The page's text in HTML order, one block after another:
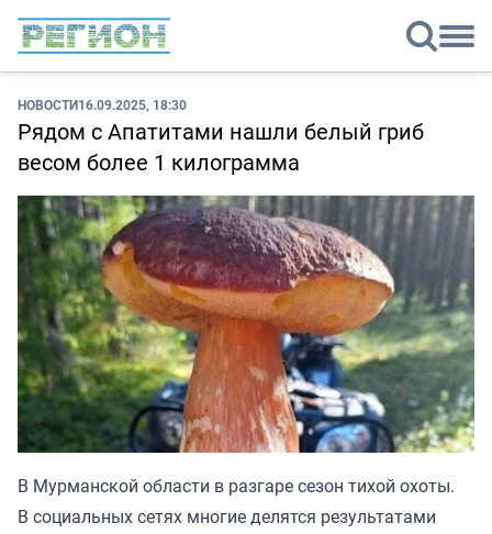
НОВОСТИ16.09.2025, 18:30
Рядом с Апатитами нашли белый гриб
весом более 1 килограмма
В Мурманской области в разгаре сезон тихой охоты.
В социальных сетях многие делятся результатами